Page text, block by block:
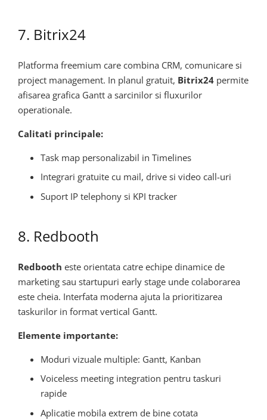
7. Bitrix24
Platforma freemium care combina CRM, comunicare si
project management. In planul gratuit, Bitrix24 permite
afisarea grafica Gantt a sarcinilor si fluxurilor
operationale.
Calitati principale:
Task map personalizabil in Timelines
Integrari gratuite cu mail, drive si video call-uri
Suport IP telephony si KPI tracker
8. Redbooth
Redbooth este orientata catre echipe dinamice de
marketing sau startupuri early stage unde colaborarea
este cheia. Interfata moderna ajuta la prioritizarea
taskurilor in format vertical Gantt.
Elemente importante:
Moduri vizuale multiple: Gantt, Kanban
Voiceless meeting integration pentru taskuri
rapide
Aplicatie mobila extrem de bine cotata